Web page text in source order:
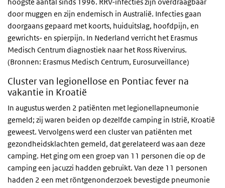
door muggen en zijn endemisch in Australië. Infecties gaan
doorgaans gepaard met koorts, huiduitslag, hoofdpijn, en
gewrichts- en spierpijn. In Nederland verricht het Erasmus
Medisch Centrum diagnostiek naar het Ross Rivervirus.
(Bronnen: Erasmus Medisch Centrum, Eurosurveillance)
Cluster van legionellose en Pontiac fever na
vakantie in Kroatië
In augustus werden 2 patiënten met legionellapneumonie
gemeld; zij waren beiden op dezelfde camping in Istrië, Kroatië
geweest. Vervolgens werd een cluster van patiënten met
gezondheidsklachten gemeld, dat gerelateerd was aan deze
camping. Het ging om een groep van 11 personen die op de
camping een jacuzzi hadden gebruikt. Van deze 11 personen
hadden 2 een met röntgenonderzoek bevestigde pneumonie